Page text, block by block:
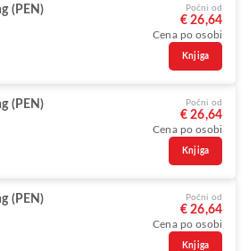
(PEN) Počni od
€ 26,64
Cena po osobi
Knjiga
(PEN) Počni od
€ 26,64
Cena po osobi
Knjiga
(PEN) Počni od
€ 26,64
Cena po osobi
Knjiga